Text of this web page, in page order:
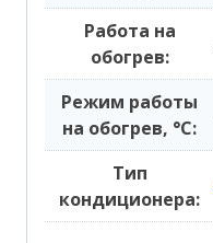
Работа на
обогрев:
Режим работы
на обогрев, °С:
Тип
кондиционера: